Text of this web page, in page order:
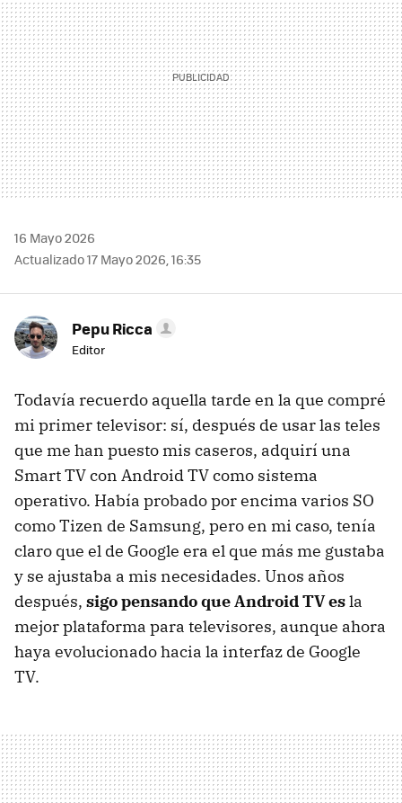
16 Mayo 2026
Actualizado 17 Mayo 2026, 16:35
Pepu Ricca
Editor
Todavía recuerdo aquella tarde en la que compré
mi primer televisor: sí, después de usar las teles
que me han puesto mis caseros, adquirí una
Smart TV con Android TV como sistema
operativo. Había probado por encima varios SO
como Tizen de Samsung, pero en mi caso, tenía
claro que el de Google era el que más me gustaba
y se ajustaba a mis necesidades. Unos años
después, sigo pensando que Android TV esla
mejor plataforma para televisores, aunque ahora
haya evolucionado hacia la interfaz de Google
TV.